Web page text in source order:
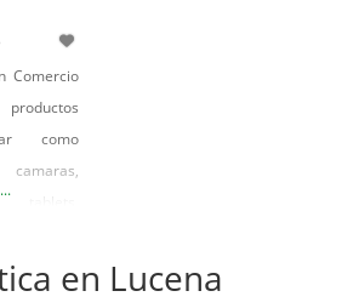
Un gran
lo que
vender,
te lo
Comercio
como
tablets,
en Lucena